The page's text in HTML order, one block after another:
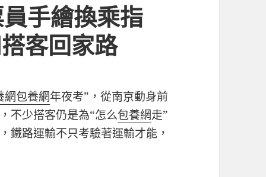
手繪換乘指
客回家路
網包養網年夜考”，從南京動身前
不少搭客仍是為“怎么包養網走”
鐵路運輸不只考驗著運輸才能，